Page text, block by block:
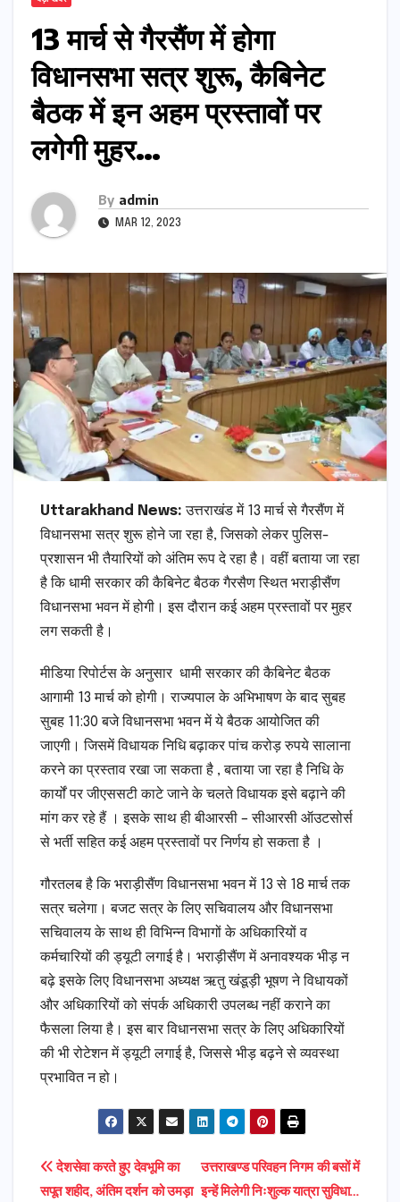
13 मार्च से गैरसैंण में होगा
विधानसभा सत्र शुरू, कैबिनेट
बैठक में इन अहम प्रस्तावों पर
लगेगी मुहर…
By admin
MAR 12, 2023
Uttarakhand News: उत्तराखंड में 13 मार्च से गैरसैंण में
विधानसभा सत्र शुरू होने जा रहा है, जिसको लेकर पुलिस-
प्रशासन भी तैयारियों को अंतिम रूप दे रहा है। वहीं बताया जा रहा
है कि धामी सरकार की कैबिनेट बैठक गैरसैण स्थित भराड़ीसैंण
विधानसभा भवन में होगी। इस दौरान कई अहम प्रस्तावों पर मुहर
लग सकती है।
मीडिया रिपोर्टस के अनुसार धामी सरकार की कैबिनेट बैठक
आगामी 13 मार्च को होगी। राज्यपाल के अभिभाषण के बाद सुबह
सुबह 11:30 बजे विधानसभा भवन में ये बैठक आयोजित की
जाएगी। जिसमें विधायक निधि बढ़ाकर पांच करोड़ रुपये सालाना
करने का प्रस्ताव रखा जा सकता है , बताया जा रहा है निधि के
कार्यों पर जीएससटी काटे जाने के चलते विधायक इसे बढ़ाने की
मांग कर रहे हैं । इसके साथ ही बीआरसी – सीआरसी ऑउटसोर्स
से भर्ती सहित कई अहम प्रस्तावों पर निर्णय हो सकता है ।
गौरतलब है कि भराड़ीसैंण विधानसभा भवन में 13 से 18 मार्च तक
सत्र चलेगा। बजट सत्र के लिए सचिवालय और विधानसभा
सचिवालय के साथ ही विभिन्न विभागों के अधिकारियों व
कर्मचारियों की ड्यूटी लगाई है। भराड़ीसैंण में अनावश्यक भीड़ न
बढ़े इसके लिए विधानसभा अध्यक्ष ऋतु खंडूड़ी भूषण ने विधायकों
और अधिकारियों को संपर्क अधिकारी उपलब्ध नहीं कराने का
फैसला लिया है। इस बार विधानसभा सत्र के लिए अधिकारियों
की भी रोटेशन में ड्यूटी लगाई है, जिससे भीड़ बढ़ने से व्यवस्था
प्रभावित न हो।
Post
उत्तराखण्ड परिवहन निगम की बसों में
इन्हें मिलेगी निःशुल्क यात्रा सुविधा…
देशसेवा करते हुए देवभूमि का
सपूत शहीद, अंतिम दर्शन को उमड़ा